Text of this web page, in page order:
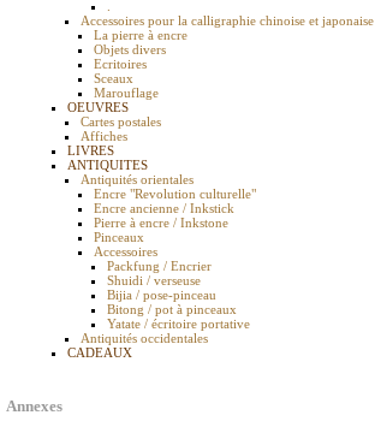
Accessoires pour la calligraphie chinoise et japonaise
La pierre à encre
Objets divers
Ecritoires
Sceaux
Marouflage
OEUVRES
Cartes postales
Affiches
LIVRES
ANTIQUITES
Antiquités orientales
Encre "Revolution culturelle"
Encre ancienne / Inkstick
Pierre à encre / Inkstone
Pinceaux
Accessoires
Packfung / Encrier
Shuidi / verseuse
Bijia / pose-pinceau
Bitong / pot à pinceaux
Yatate / écritoire portative
Antiquités occidentales
CADEAUX
Annexes